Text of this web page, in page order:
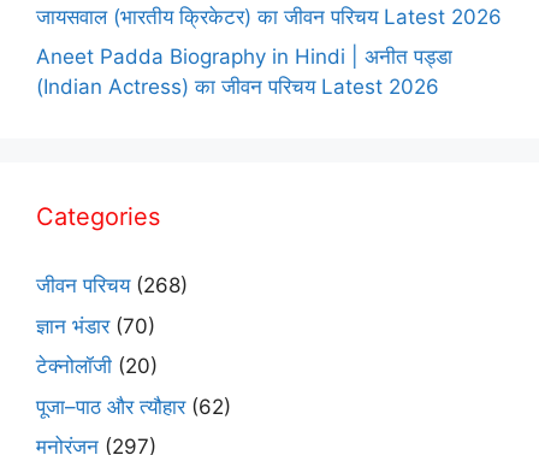
जायसवाल (भारतीय क्रिकेटर) का जीवन परिचय Latest 2026
Aneet Padda Biography in Hindi | अनीत पड्डा
(Indian Actress) का जीवन परिचय Latest 2026
Categories
जीवन परिचय(268)
ज्ञान भंडार(70)
टेक्नोलॉजी (20)
पूजा–पाठ और त्यौहार(62)
मनोरंजन (297)